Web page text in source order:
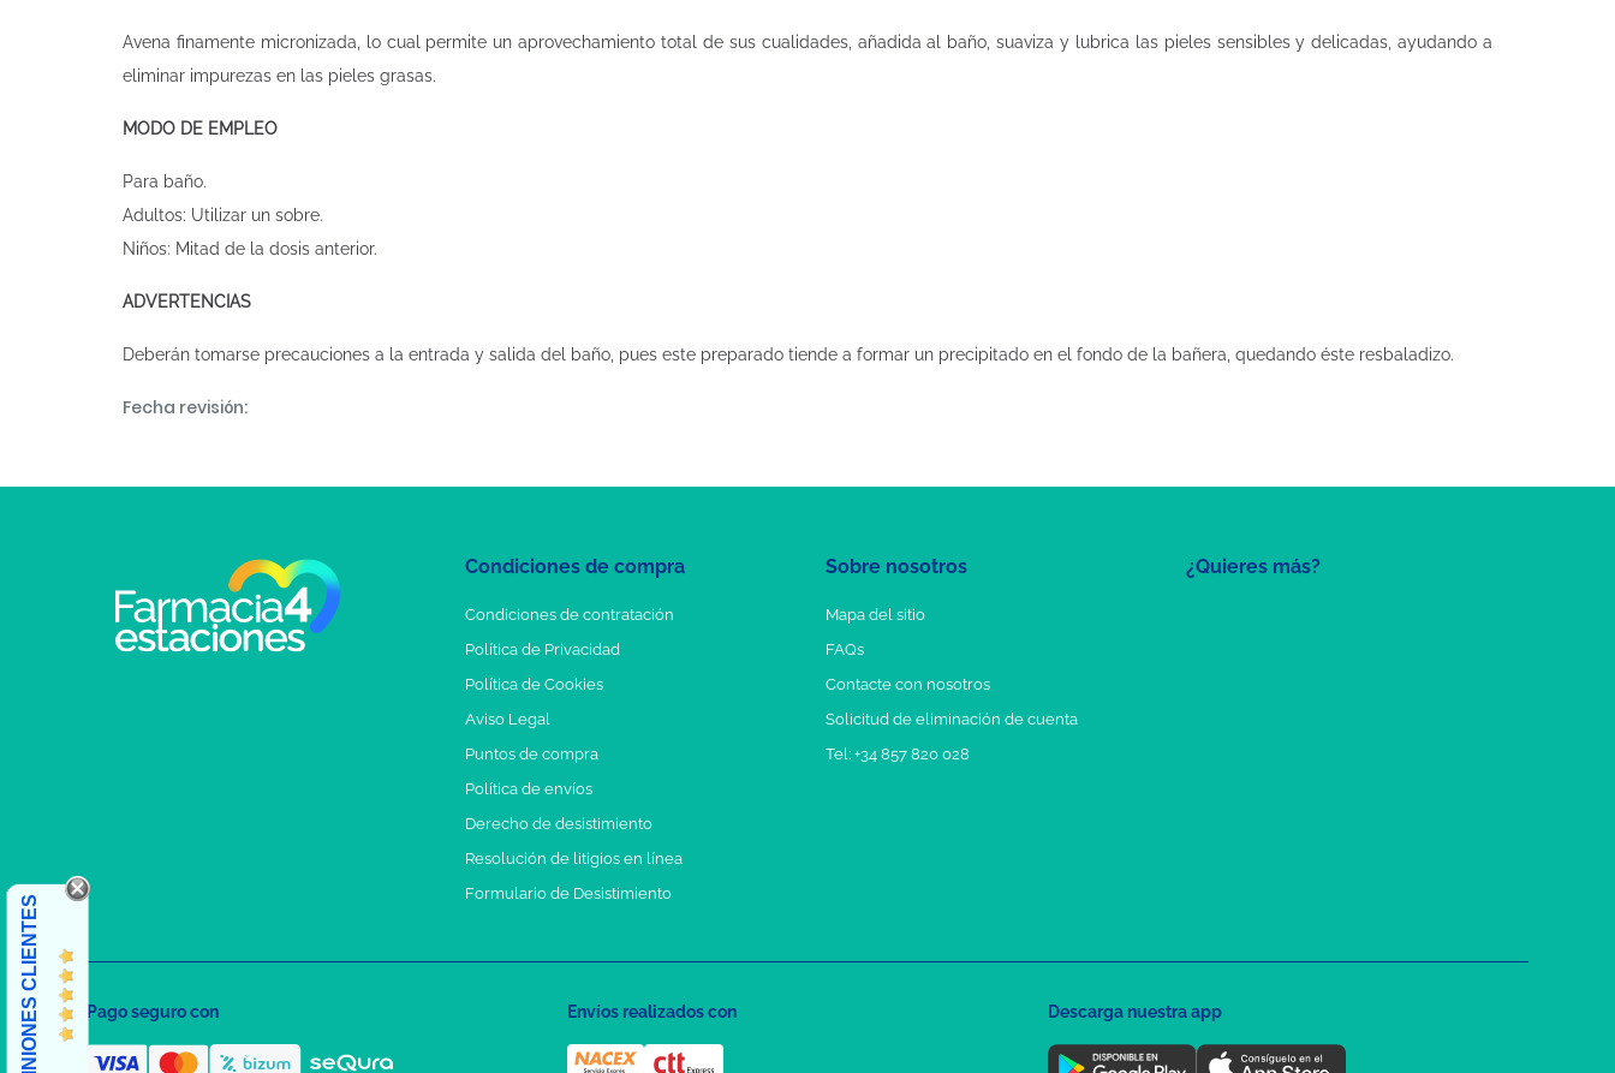
Avena finamente micronizada, lo cual permite un aprovechamiento total de sus cualidades, añadida al baño, suaviza y lubrica las pieles sensibles y delicadas, ayudando a
eliminar impurezas en las pieles grasas.
MODO DE EMPLEO
Para baño.
Adultos: Utilizar un sobre.
Niños: Mitad de la dosis anterior.
ADVERTENCIAS
Deberán tomarse precauciones a la entrada y salida del baño, pues este preparado tiende a formar un precipitado en el fondo de la bañera, quedando éste resbaladizo.
Fecha revisión:
¿Quieres más?
Condiciones de compra
Condiciones de contratación
Política de Privacidad
Política de Cookies
Aviso Legal
Puntos de compra
Política de envíos
Derecho de desistimiento
Resolución de litigios en línea
Formulario de Desistimiento
Sobre nosotros
Mapa del sitio
FAQs
Contacte con nosotros
Solicitud de eliminación de cuenta
Tel: +34 857 820 028
OPINIONES CLIENTES Pago seguro con Envíos realizados con Descarga nuestra app